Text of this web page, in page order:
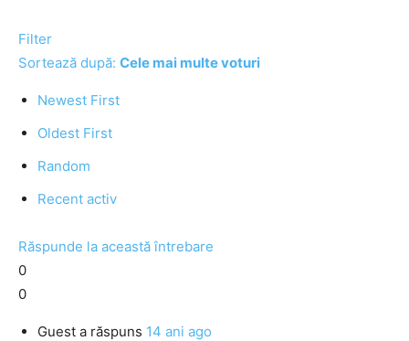
Filter
Sortează după: Cele mai multe voturi
Newest First
Oldest First
Random
Recent activ
Răspunde la această întrebare
0
0
Guest a răspuns 14 ani ago